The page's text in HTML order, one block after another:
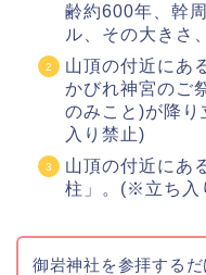
齢約600年、幹
ル、その大きさ
山頂の付近にあ
かびれ神宮のご
のみこと)が降
入り禁止)
山頂の付近にあ
柱」。(※立ち入
御岩神社を参拝する